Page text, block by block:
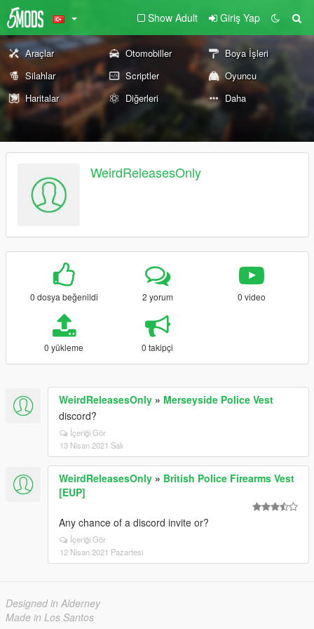
Show Adult Giriş Yap
Araçlar Otomobiller
Boya İşleri
Silahlar
Scriptler
Oyuncu
Haritalar
Diğerleri Daha
WeirdReleasesOnly
0 dosya beğenildi 2 yorum 0 video
0 yükleme 0 takipçi
WeirdReleasesOnly » Merseyside Police Vest
discord?
İçeriği Gör
13 Nisan 2021 Salı
WeirdReleasesOnly » British Police Firearms Vest
[EUP]
Any chance of a discord invite or?
İçeriği Gör
12 Nisan 2021 Pazartesi
Designed in Alderney
Made in Los Santos